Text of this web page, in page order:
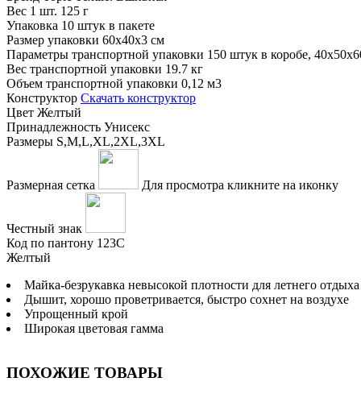
Вес 1 шт. 125 г
Упаковка 10 штук в пакете
Размер упаковки 60x40x3 см
Параметры транспортной упаковки 150 штук в коробе,
Вес транспортной упаковки 19.7 кг
Объем транспортной упаковки 0,12 м3
Конструктор Скачать конструктор
Цвет Желтый
Принадлежность Унисекс
Размеры S,M,L,XL,2XL,3XL
Размерная сетка Для просмотра кликните на иконку
Честный знак
Код по пантону 123C
Желтый
Майка-безрукавка невысокой плотности для летнего отдыха
Дышит, хорошо проветривается, быcтро сохнет на воздухе
Упрощенный крой
Широкая цветовая гамма
ПОХОЖИЕ ТОВАРЫ